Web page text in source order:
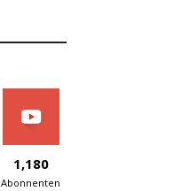
1,180
Abonnenten